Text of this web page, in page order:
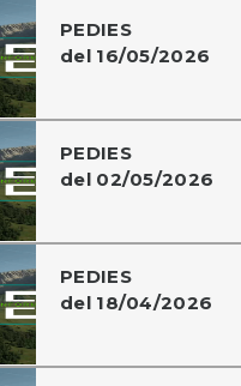
PEDIES
del 16/05/2026
PEDIES
del 02/05/2026
PEDIES
del 18/04/2026